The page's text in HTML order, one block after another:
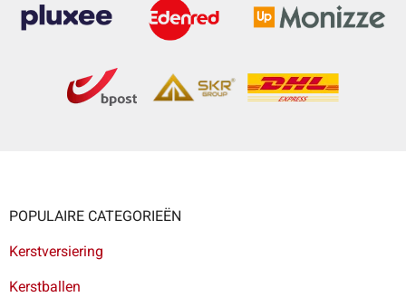
POPULAIRE CATEGORIEËN
Kerstversiering
Kerstballen